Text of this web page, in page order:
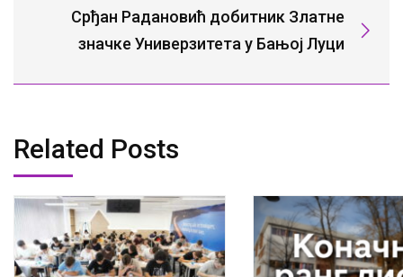
Срђан Радановић добитник Златне
значке Универзитета у Бањој Луци
Related Posts